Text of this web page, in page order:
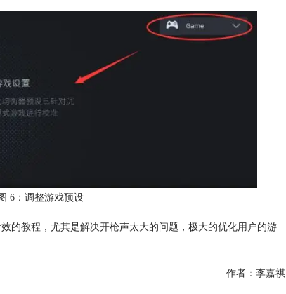
6：调整游戏预设
的教程，尤其是解决开枪声太大的问题，极大的优化用户的游
作者：李嘉祺